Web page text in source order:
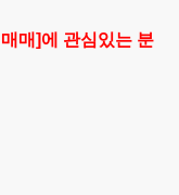
매]에 관심있는 분